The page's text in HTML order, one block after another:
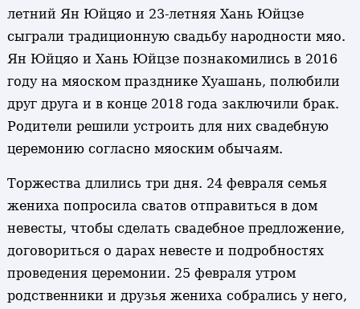
летний Ян Юйцяо и 23-летняя Хань Юйцзе
сыграли традиционную свадьбу народности мяо.
Ян Юйцяо и Хань Юйцзе познакомились в 2016
году на мяоском празднике Хуашань, полюбили
друг друга и в конце 2018 года заключили брак.
Родители решили устроить для них свадебную
церемонию согласно мяоским обычаям.
Торжества длились три дня. 24 февраля семья
жениха попросила сватов отправиться в дом
невесты, чтобы сделать свадебное предложение,
договориться о дарах невесте и подробностях
проведения церемонии. 25 февраля утром
родственники и друзья жениха собрались у него,